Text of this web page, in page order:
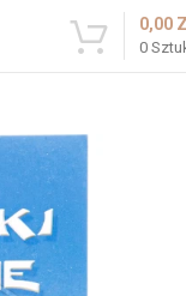
0
0,00